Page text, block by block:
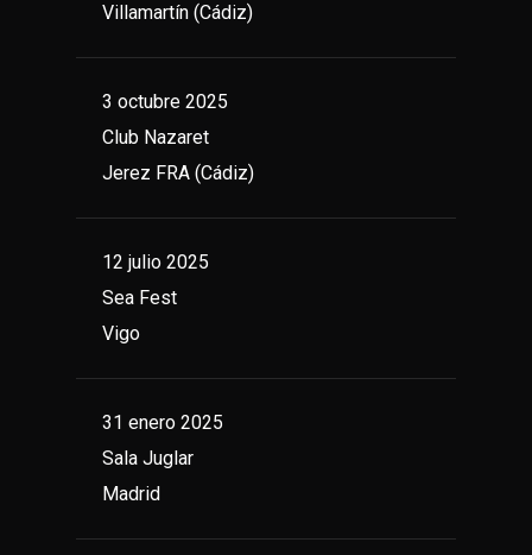
Villamartín (Cádiz)
3 octubre 2025
Club Nazaret
Jerez FRA (Cádiz)
12 julio 2025
Sea Fest
Vigo
31 enero 2025
Sala Juglar
Madrid